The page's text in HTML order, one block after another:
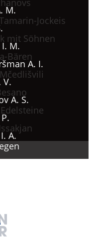
M.
Jockeis
mit Söhnen
M.
Bären
A. I.
V.
A. S.
A.